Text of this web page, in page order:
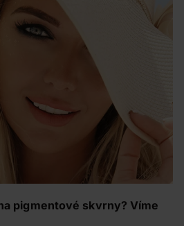
pigmentové skvrny? Víme